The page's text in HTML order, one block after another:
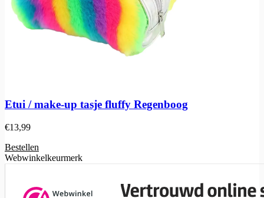
Etui / make-up tasje fluffy Regenboog
€13,99
Bestellen
Webwinkelkeurmerk